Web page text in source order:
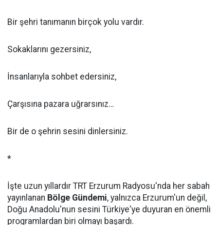
Bir şehri tanımanın birçok yolu vardır.
Sokaklarını gezersiniz,
İnsanlarıyla sohbet edersiniz,
Çarşısına pazara uğrarsınız…
Bir de o şehrin sesini dinlersiniz.
*
İşte uzun yıllardır TRT Erzurum Radyosu'nda her sabah
yayınlanan Bölge Gündemi, yalnızca Erzurum'un değil,
Doğu Anadolu'nun sesini Türkiye'ye duyuran en önemli
programlardan biri olmayı başardı.